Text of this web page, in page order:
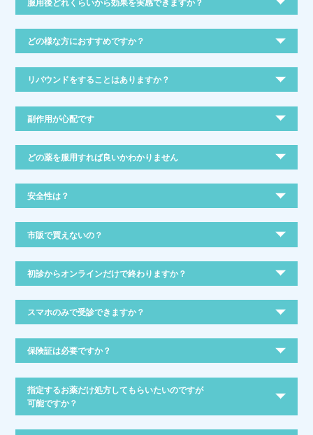
どの様な方におすすめですか？
リバウンドをすることはありますか？
副作用が心配です
どの薬を服用すれば良いかわかりません
安全性は？
市販で買えないの？
初診からオンラインだけで終わりますか？
スマホのみで受診できますか？
保険証は必要ですか？
指定するお薬だけ処方してもらいたいのですが
可能ですか？